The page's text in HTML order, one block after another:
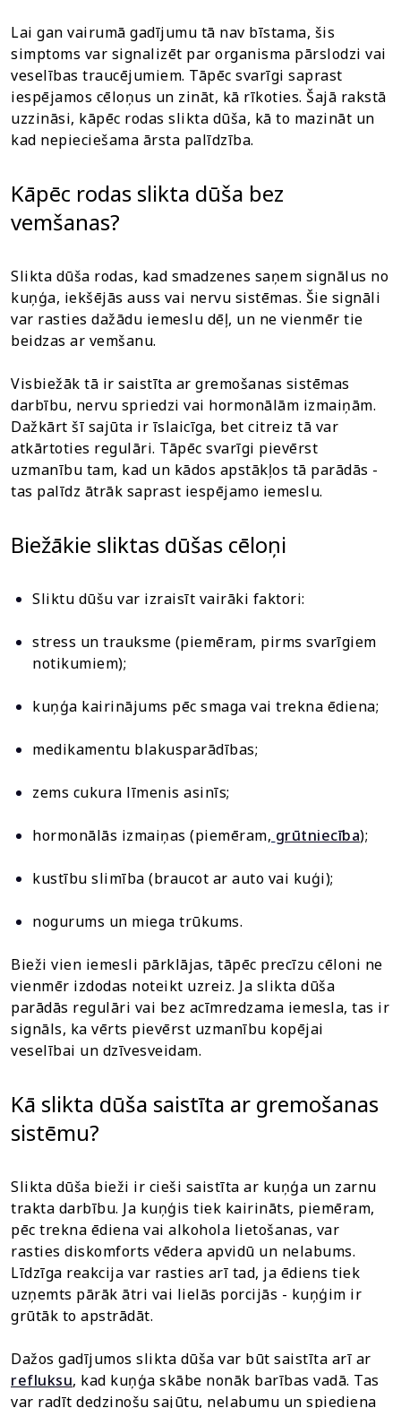
Lai gan vairumā gadījumu tā nav bīstama, šis
simptoms var signalizēt par organisma pārslodzi vai
veselības traucējumiem. Tāpēc svarīgi saprast
iespējamos cēloņus un zināt, kā rīkoties. Šajā rakstā
uzzināsi, kāpēc rodas slikta dūša, kā to mazināt un
kad nepieciešama ārsta palīdzība.
Kāpēc rodas slikta dūša bez
vemšanas?
Slikta dūša rodas, kad smadzenes saņem signālus no
kuņģa, iekšējās auss vai nervu sistēmas. Šie signāli
var rasties dažādu iemeslu dēļ, un ne vienmēr tie
beidzas ar vemšanu.
Visbiežāk tā ir saistīta ar gremošanas sistēmas
darbību, nervu spriedzi vai hormonālām izmaiņām.
Dažkārt šī sajūta ir īslaicīga, bet citreiz tā var
atkārtoties regulāri. Tāpēc svarīgi pievērst
uzmanību tam, kad un kādos apstākļos tā parādās -
tas palīdz ātrāk saprast iespējamo iemeslu.
Biežākie sliktas dūšas cēloņi
Sliktu dūšu var izraisīt vairāki faktori:
stress un trauksme (piemēram, pirms svarīgiem
notikumiem);
kuņģa kairinājums pēc smaga vai trekna ēdiena;
medikamentu blakusparādības;
zems cukura līmenis asinīs;
hormonālās izmaiņas (piemēram, grūtniecība);
kustību slimība (braucot ar auto vai kuģi);
nogurums un miega trūkums.
Bieži vien iemesli pārklājas, tāpēc precīzu cēloni ne
vienmēr izdodas noteikt uzreiz. Ja slikta dūša
parādās regulāri vai bez acīmredzama iemesla, tas ir
signāls, ka vērts pievērst uzmanību kopējai
veselībai un dzīvesveidam.
Kā slikta dūša saistīta ar gremošanas
sistēmu?
Slikta dūša bieži ir cieši saistīta ar kuņģa un zarnu
trakta darbību. Ja kuņģis tiek kairināts, piemēram,
pēc trekna ēdiena vai alkohola lietošanas, var
rasties diskomforts vēdera apvidū un nelabums.
Līdzīga reakcija var rasties arī tad, ja ēdiens tiek
uzņemts pārāk ātri vai lielās porcijās - kuņģim ir
grūtāk to apstrādāt.
Dažos gadījumos slikta dūša var būt saistīta arī ar
refluksu, kad kuņģa skābe nonāk barības vadā. Tas
var radīt dedzinošu sajūtu, nelabumu un spiediena